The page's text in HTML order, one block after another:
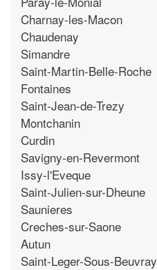
Charnay-les-Macon
Chaudenay
Simandre
Saint-Martin-Belle-Roche
Fontaines
Saint-Jean-de-Trezy
Montchanin
Curdin
Savigny-en-Revermont
Issy-l'Eveque
Saint-Julien-sur-Dheune
Saunieres
Creches-sur-Saone
Autun
Saint-Leger-Sous-Beuvray